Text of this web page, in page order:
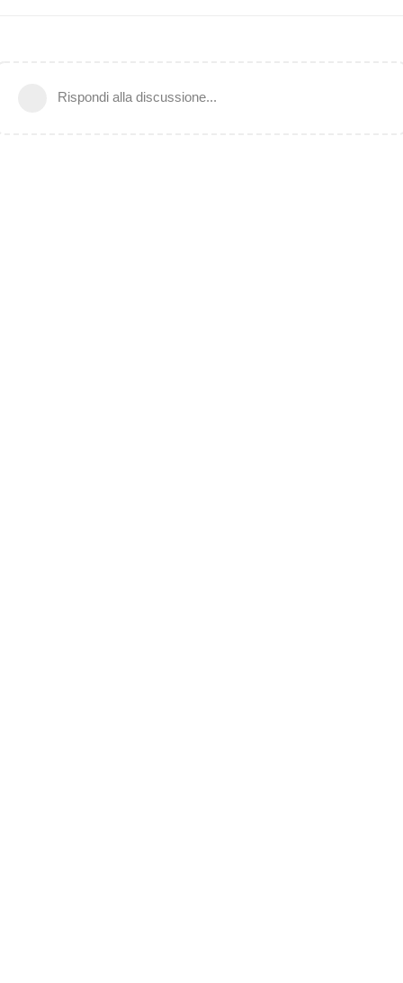
Rispondi alla discussione...